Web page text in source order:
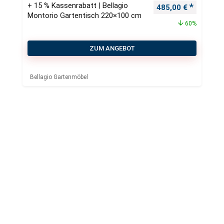
+ 15 % Kassenrabatt | Bellagio
Montorio Gartentisch 220×100 cm
Ursprünglicher
485,00 €
60%
ZUM ANGEBOT
Bellagio Gartenmöbel